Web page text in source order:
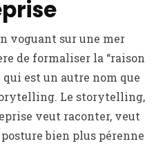
voguant sur une mer
de formaliser la “raison
qui est un autre nom que
Le storytelling,
veut raconter, veut
posture bien plus pérenne